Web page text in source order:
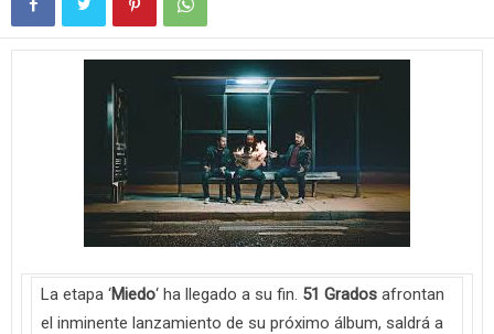
La etapa ‘Miedo‘ ha llegado a su fin. 51 Grados afrontan
el inminente lanzamiento de su próximo álbum, saldrá a